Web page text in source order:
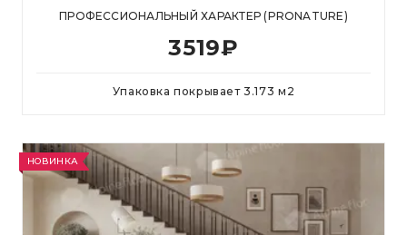
ПРОФЕССИОНАЛЬНЫЙ ХАРАКТЕР (PRONATURE)
3519₽
Упаковка покрывает3.173 м 2
НОВИНКА